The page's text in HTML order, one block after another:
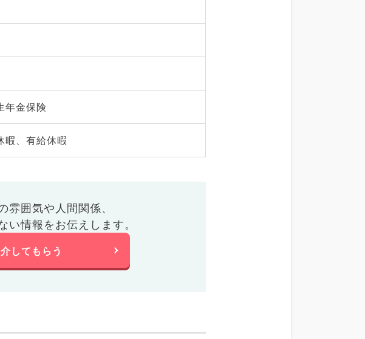
年金保険
暇、有給休暇
雰囲気や人間関係、
い情報をお伝えします。
してもらう